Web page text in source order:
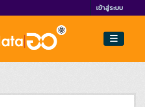
เข้าสู่ระบบ